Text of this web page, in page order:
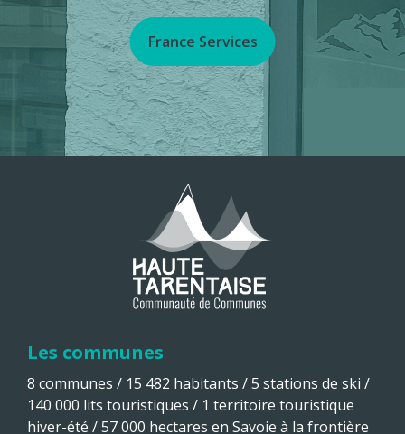
France Services
Les communes
8 communes / 15 482 habitants / 5 stations de ski /
140 000 lits touristiques / 1 territoire touristique
hiver-été / 57 000 hectares en Savoie à la frontière